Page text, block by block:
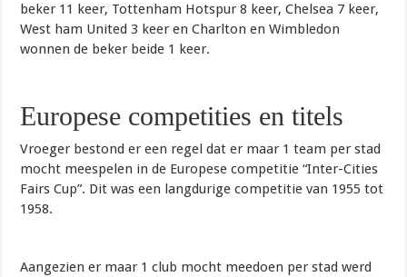
beker 11 keer, Tottenham Hotspur 8 keer, Chelsea 7 keer,
West ham United 3 keer en Charlton en Wimbledon
wonnen de beker beide 1 keer.
Europese competities en titels
Vroeger bestond er een regel dat er maar 1 team per stad
mocht meespelen in de Europese competitie “Inter-Cities
Fairs Cup”. Dit was een langdurige competitie van 1955 tot
1958.
Aangezien er maar 1 club mocht meedoen per stad werd